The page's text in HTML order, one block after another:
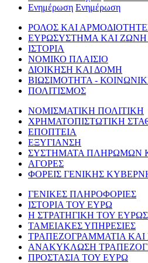
Ενημέρωση Ενημέρωση
ΡΟΛΟΣ ΚΑΙ
ΕΥΡΩΣΥΣΤΗΜΑ ΚΑΙ
ΙΣΤΟΡΙΑ
ΝΟΜΙΚΟ ΠΛΑΙΣΙΟ
ΔΙΟΙΚΗΣΗ ΚΑΙ ΔΟΜΗ
ΒΙΩΣΙΜΟΤΗΤΑ -
ΠΟΛΙΤΙΣΜΟΣ
ΝΟΜΙΣΜΑΤΙΚΗ ΠΟΛΙΤΙΚΗ
ΧΡΗΜΑΤΟΠΙΣΤΩΤΙΚΗ
ΕΠΟΠΤΕΙΑ
ΕΞΥΓΙΑΝΣΗ
ΣΥΣΤΗΜΑΤΑ ΠΛΗΡΩΜΩΝ
ΑΓΟΡΕΣ
ΦΟΡΕΙΣ ΓΕΝΙΚΗΣ
ΓΕΝΙΚΕΣ ΠΛΗΡΟΦΟΡΙΕΣ
ΙΣΤΟΡΙΑ ΤΟΥ ΕΥΡΩ
Η ΣΤΡΑΤΗΓΙΚΗ ΤΟΥ
ΤΑΜΕΙΑΚΕΣ ΥΠΗΡΕΣΙΕΣ
ΤΡΑΠΕΖΟΓΡΑΜΜΑΤΙΑ
ΑΝΑΚΥΚΛΩΣΗ
ΠΡΟΣΤΑΣΙΑ ΤΟΥ ΕΥΡΩ